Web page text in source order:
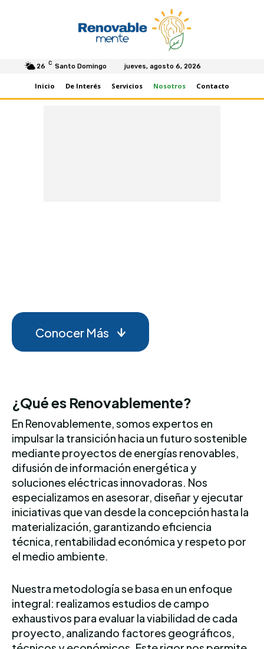
26 C Santo Domingo jueves, agosto 6, 2026
Inicio De Interés Servicios Nosotros Contacto
Conocer Más
¿Qué es Renovablemente?
En Renovablemente, somos expertos en
impulsar la transición hacia un futuro sostenible
mediante proyectos de energías renovables,
difusión de información energética y
soluciones eléctricas innovadoras. Nos
especializamos en asesorar, diseñar y ejecutar
iniciativas que van desde la concepción hasta la
materialización, garantizando eficiencia
técnica, rentabilidad económica y respeto por
el medio ambiente.
Nuestra metodología se basa en un enfoque
integral: realizamos estudios de campo
exhaustivos para evaluar la viabilidad de cada
proyecto, analizando factores geográficos,